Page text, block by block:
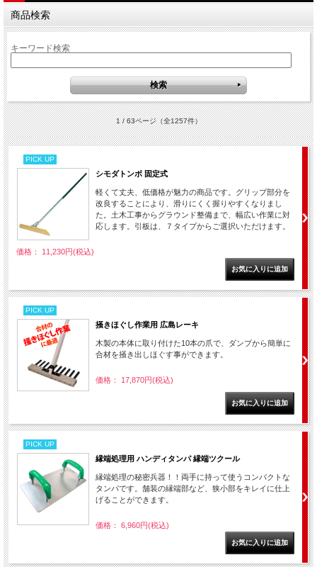
商品検索
キーワード検索
1 / 63ページ（全1257件）
PICK UP
シモダトンボ 固定式
軽くて丈夫、低価格が魅力の商品です。グリップ部分を
改良することにより、滑りにくく握りやすくなりまし
た。土木工事からグラウンド整備まで、幅広い作業に対
応します。引板は、７タイプからご選択いただけます。
価格： 11,230円(税込)
PICK UP
掻きほぐし作業用 広島レーキ
木製の本体に取り付けた10本の爪で、ダンプから簡単に
合材を掻き出しほぐす事ができます。
価格： 17,870円(税込)
PICK UP
縁端処理用 ハンディタンパ 縁端ツクール
縁端処理の秘密兵器！！両手に持って使うコンパクトな
タンパです。舗装の縁端部など、狭小部をキレイに仕上
げることができます。
価格： 6,960円(税込)